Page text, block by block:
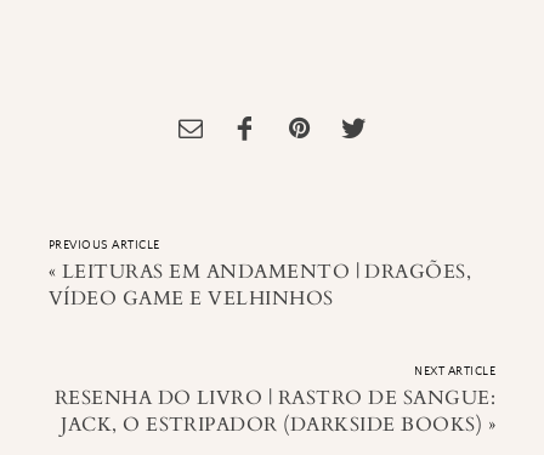
PREVIOUS ARTICLE
« LEITURAS EM ANDAMENTO | DRAGÕES,
VÍDEO GAME E VELHINHOS
NEXT ARTICLE
RESENHA DO LIVRO | RASTRO DE SANGUE:
JACK, O ESTRIPADOR (DARKSIDE BOOKS) »